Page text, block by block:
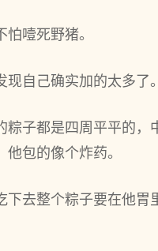
噎死野猪。
现自己确实加的太多了。
粽子都是四周平平的，
包的像个‌炸药。
下去整个‌粽子要在他胃